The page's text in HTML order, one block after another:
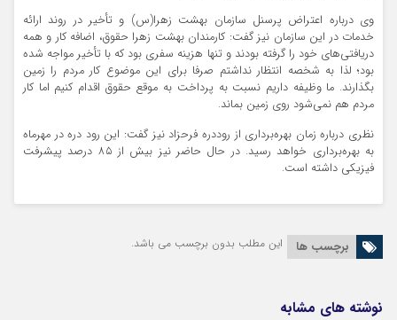
وی درباره اعتراض پرسنل سازمان بهشت زهرا(س) و تأخیر در روند ارائه
خدمات در این سازمان نیز گفت: کارمندان بهشت زهرا حقوق، اضافه کار و همه
دریافتی‌های خود را گرفته بودند و تنها هزینه سفری بود که با تأخیر مواجه شده
بود؛ لذا به شخصه انتظار نداشتم صرفا برای این موضوع کار مردم را زمین
بگذارند. ما وظیفه داریم نسبت به پرداخت به موقع حقوق اقدام کنیم اما کار
مردم هم نمی‌شود روی زمین بماند.
نظری درباره زمان بهره‌برداری از روددره فرحزاد نیز گفت: این رود دره در مهرماه
به ‌بهره‌برداری خواهد رسید. در حال حاضر نیز بیش از ۸۵ درصد پیشرفت
فیزیکی داشته است.
برچسب ها این مطلب بدون برچسب می باشد.
نوشته های مشابه